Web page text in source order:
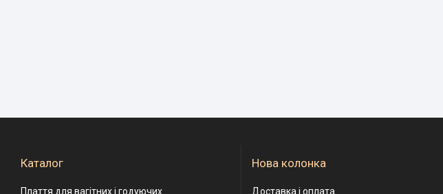
Каталог
Плаття для вагітних і годуючих
Нова колонка
Доставка і оплата